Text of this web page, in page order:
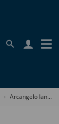
Arcangelo Ianelli